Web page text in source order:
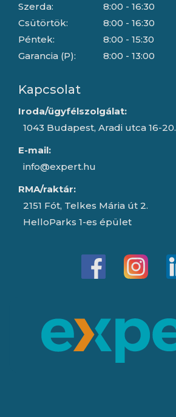
Szerda:
Csütörtök:
Péntek:
Garancia (P):
8:00 - 16:30
8:00 - 16:30
8:00 - 15:30
8:00 - 13:00
Kapcsolat
Iroda/ügyfélszolgálat:
1043 Budapest, Aradi utca 16-20.
E-mail:
info@expert.hu
RMA/raktár:
2151 Fót, Telkes Mária út 2.
HelloParks 1-es épület